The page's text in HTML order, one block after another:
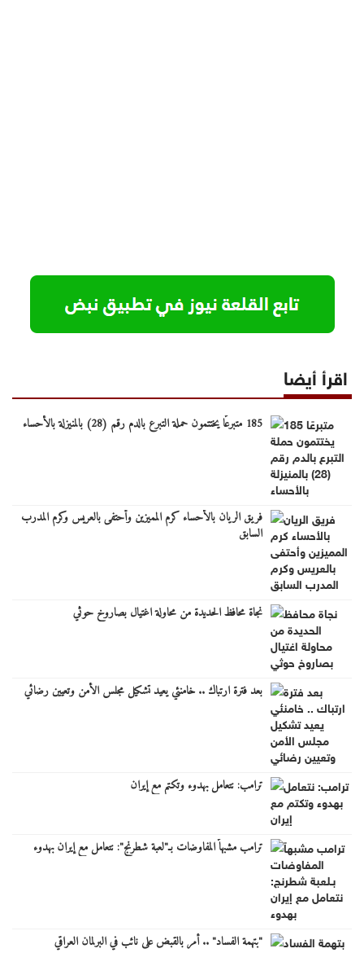
اقرأ أيضا
185 متبرعًا يختتمون حملة التبرع بالدم رقم (28) بالمنيزلة بالأحساء
فريق الريان بالأحساء كرم المميزين وأحتفى بالعريس وكرم المدرب
السابق
نجاة محافظ الحديدة من محاولة اغتيال بصاروخ حوثي
بعد فترة ارتباك .. خامنئي يعيد تشكيل مجلس الأمن وتعيين رضائي
ترامب: نتعامل بهدوء وتكتم مع إيران
ترامب مشبهاً المفاوضات بـ"لعبة شطرنج": نتعامل مع إيران بهدوء
"بتهمة الفساد" .. أمر بالقبض على نائب في البرلمان العراقي